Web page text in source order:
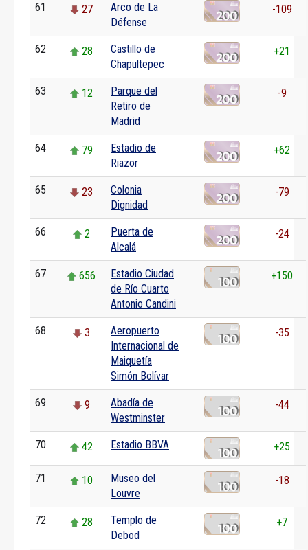
61 27
Arco de La
Défense
-109
62 28
Castillo de
Chapultepec
+21
63 12
Parque del
Retiro de
Madrid
-9
64 79
Estadio de
Riazor
+62
65 23
Colonia
Dignidad
-79
66 2
Puerta de
Alcalá
-24
67 656
Estadio Ciudad
de Río Cuarto
Antonio Candini
+150
68 3
Aeropuerto
Internacional de
Maiquetía
Simón Bolívar
-35
69 9
Abadía de
Westminster
-44
70 42 Estadio BBVA +25
71 10
Museo del
Louvre
-18
72 28
Templo de
Debod
+7